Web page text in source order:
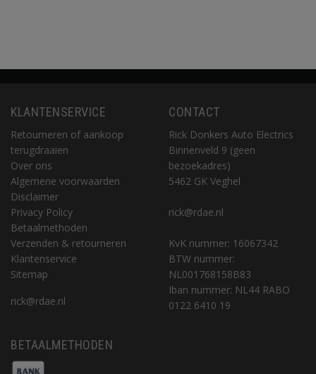
KLANTENSERVICE
Retourneren of aankoop
terugdraaien
Over ons
Algemene voorwaarden
Disclaimer
Privacy Policy
Betaalmethoden
Verzenden & retourneren
Klantenservice
Sitemap
rick@rdae.nl
CONTACT
Rick Donkers Auto Electrics
Binnenveld 9 (geen
bezoekadres)
5462 GK Veghel
rick@rdae.nl
KvK nummer: 16067342
BTW nummer:
NL001768158B83
Iban nummer: NL44 RABO
0122 6410 19
BETAALMETHODEN